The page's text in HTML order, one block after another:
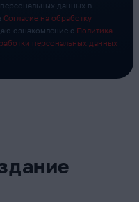
данных в
Согласие на обработку
ознакомление с Политика
персональных данных